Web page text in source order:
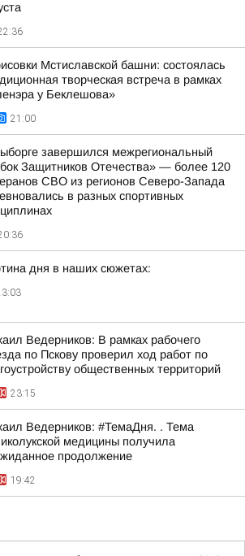
Мстиславской башни: состоялась
творческая встреча в рамках
у Беклешова»
21:00
завершился межрегиональный
Защитников Отечества» — более 120
СВО из регионов Северо-Запада
в разных спортивных
дня в наших сюжетах:
Ведерников: В рамках рабочего
по Пскову проверил ход работ по
общественных территорий
23:15
Ведерников: #ТемаДня. . Тема
медицины получила
продолжение
19:42